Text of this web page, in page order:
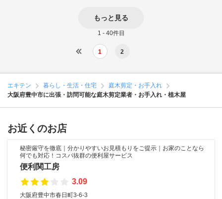
もっと見る
1 - 40件目
1 2
エキテン 暮らし・生活・住宅
庭木剪定・お手入れ
大阪府豊中市に出張・訪問可能な庭木剪定業者・お手入れ・植木屋
お近くのお店
秘密厳守を徹底｜分かりやすいお見積もりをご提示｜お家のことなら
何でも対応！コスパ抜群の便利屋サービス
便利関工房
3.09
大阪府豊中市春日町3-6-3